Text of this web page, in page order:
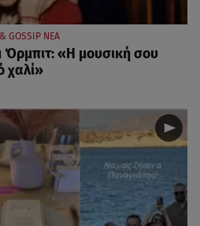
GOSSIP ΝΕΑ
Όρμπιτ: «Η μουσική σου
χαλί»